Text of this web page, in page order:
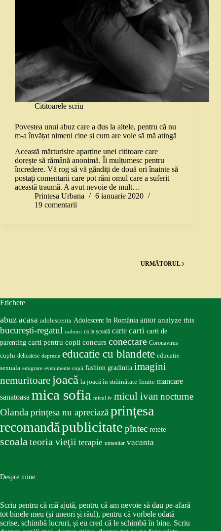
Cititoarele scriu
Povestea unui abuz care a dus la altele, pentru că nu
m-a învățat nimeni cine și cum are voie să mă atingă
Această mărturisire aparține unei cititoare care
dorește să rămână anonimă. Îi mulțumesc pentru
încredere. Vă rog să vă gândiți de două ori înainte să
postați comentarii care pot răni omul care a suferit
această traumă. A avut nevoie de mult…
Printesa Urbana
6 ianuarie 2020
19 comentarii
URMĂTORUL
Etichete
abuz acasa adolescenta Adolescent în România amor analyze this
bucureşti-regatul cadouri ca la școală carte carti carti de
parenting carti pentru copii concurs conectare Coronavirus
cuplu delicatese depresie educatie cu blandete educatie
sexuala emigrare evenimente copii fashion gradinita imagini
nemuritoare joacă la joacă în străinătate limite mancare
sanatoasa mica sofia micul iv micul ivan nocturne
Olandaprinţesa nu apreciazăprinţesa
recomandăpublicitate pîntec retete
scoalateoria vieţii terapie umanitar vacanta
Despre mine
Scriu pentru că mă ajută, pentru că am nevoie să dau pe-afară
tot binele meu (și uneori și răul), pentru că vorbele odată
scrise, schimbă lucruri, și eu cred că le schimbă în bine. Scriu